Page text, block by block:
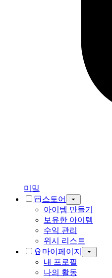
미밐
스토어
아이템 만들기
보유한 아이템
수익 관리
위시 리스트
마이페이지
내 프로필
나의 활동